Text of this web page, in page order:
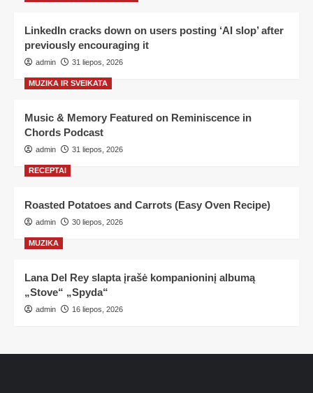
LinkedIn cracks down on users posting ‘AI slop’ after
previously encouraging it
admin 31 liepos, 2026
MUZIKA IR SVEIKATA
Music & Memory Featured on Reminiscence in
Chords Podcast
admin 31 liepos, 2026
RECEPTAI
Roasted Potatoes and Carrots (Easy Oven Recipe)
admin 30 liepos, 2026
MUZIKA
Lana Del Rey slapta įrašė kompanioninį albumą
„Stove“ „Spyda“
admin 16 liepos, 2026